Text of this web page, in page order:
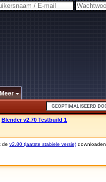
Meer
Blender v2.70 Testbuild 1
de v2.80 (laatste stabiele versie) downloaden.